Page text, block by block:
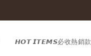
𝙃𝙊𝙏 𝙄𝙏𝙀𝙈𝙎必收熱銷款